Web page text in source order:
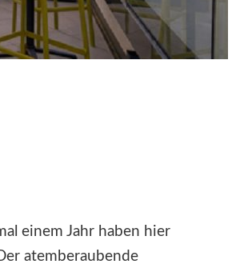
einem Jahr haben hier
atemberaubende